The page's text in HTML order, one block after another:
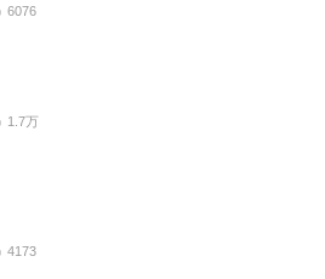
6076
1.7万
4173